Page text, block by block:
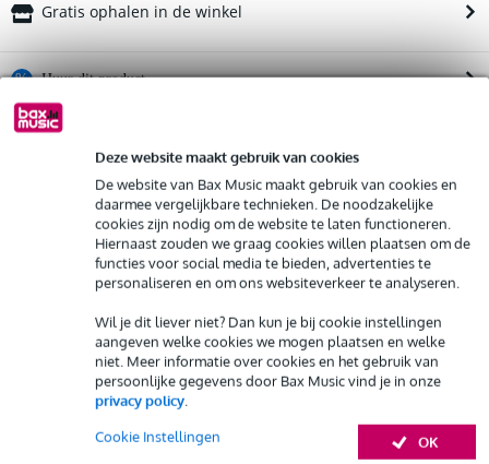
Deze website maakt gebruik van cookies
De website van Bax Music maakt gebruik van cookies en
daarmee vergelijkbare technieken. De noodzakelijke
cookies zijn nodig om de website te laten functioneren.
Hiernaast zouden we graag cookies willen plaatsen om de
functies voor social media te bieden, advertenties te
personaliseren en om ons websiteverkeer te analyseren.
Wil je dit liever niet? Dan kun je bij cookie instellingen
aangeven welke cookies we mogen plaatsen en welke
niet. Meer informatie over cookies en het gebruik van
persoonlijke gegevens door Bax Music vind je in onze
privacy policy.
OK
Cookie Instellingen
Gratis ophalen in de winkel
% Huur dit product
Huur meerdere producten tegelijk: min. € 300,- en max.
€ 2.500,-
Gratisthuisbezorgd of op te halen in de winkel
Al na 4 maanden maandelijks opzegbaar
De mogelijkheid om je product(en) met korting te kopen
Snelle vervanging door Bax Music bij een defect
Huur dit product
Productinformatie
Bekijk alle productspecificaties
Bekijk ook eens (4)
Bekijk ook eens (8)